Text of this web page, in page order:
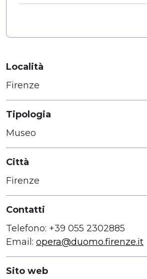
Località
Firenze
Tipologia
Museo
Città
Firenze
Contatti
Telefono: +39 055 2302885
Email: opera@duomo.firenze.it
Sito web